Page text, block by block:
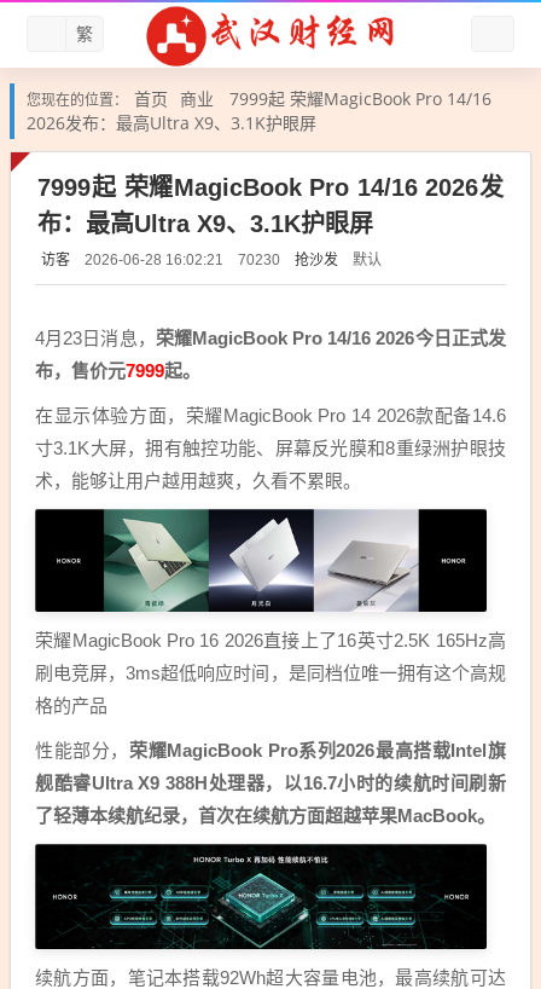
繁
您现在的位置： 首页 商业
7999起 荣耀MagicBook Pro 14/16
2026发布：最高Ultra X9、3.1K护眼屏
7999起 荣耀MagicBook Pro 14/16 2026发
布：最高Ultra X9、3.1K护眼屏
访客 2026-06-28 16:02:21 70230 抢沙发 默认
4月23日消息， 荣耀MagicBook Pro 14/16 2026今日正式发
布，售价元7999起。
在显示体验方面，荣耀MagicBook Pro 14 2026款配备14.6
寸3.1K大屏，拥有触控功能、屏幕反光膜和8重绿洲护眼技
术，能够让用户越用越爽，久看不累眼。
荣耀MagicBook Pro 16 2026直接上了16英寸2.5K 165Hz高
刷电竞屏，3ms超低响应时间，是同档位唯一拥有这个高规
格的产品
性能部分， 荣耀MagicBook Pro系列2026最高搭载Intel旗
舰酷睿Ultra X9 388H处理器，以16.7小时的续航时间刷新
了轻薄本续航纪录，首次在续航方面超越苹果MacBook。
续航方面，笔记本搭载92Wh超大容量电池，最高续航可达